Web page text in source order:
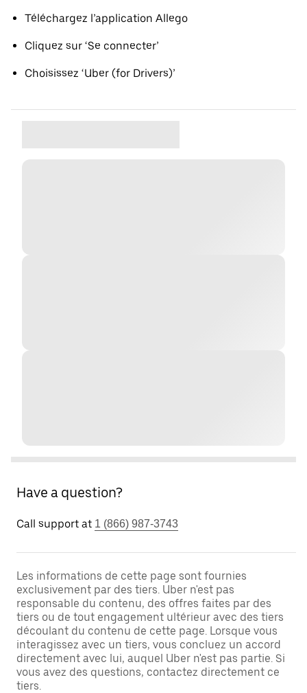
Téléchargez l’application Allego
Cliquez sur ‘Se connecter’
Choisissez ‘Uber (for Drivers)’
Have a question?
Call support at 1 (866) 987-3743
Les informations de cette page sont fournies
exclusivement par des tiers. Uber n'est pas
responsable du contenu, des offres faites par des
tiers ou de tout engagement ultérieur avec des tiers
découlant du contenu de cette page. Lorsque vous
interagissez avec un tiers, vous concluez un accord
directement avec lui, auquel Uber n'est pas partie. Si
vous avez des questions, contactez directement ce
tiers.